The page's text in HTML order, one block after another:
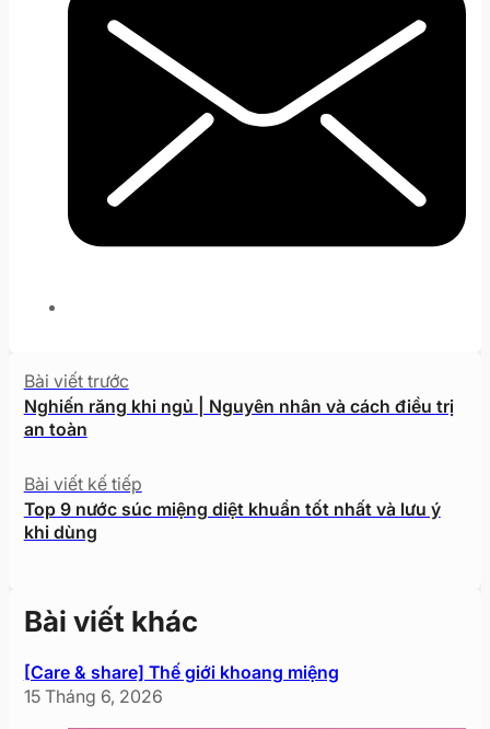
Bài viết trước
Nghiến răng khi ngủ | Nguyên nhân và cách điều trị
an toàn
Bài viết kế tiếp
Top 9 nước súc miệng diệt khuẩn tốt nhất và lưu ý
khi dùng
Bài viết khác
[Care & share] Thế giới khoang miệng
15 Tháng 6, 2026